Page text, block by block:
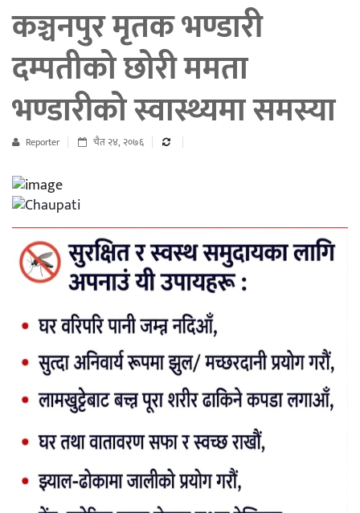
कञ्चनपुर मृतक भण्डारी
दम्पतीको छोरी ममता
भण्डारीको स्वास्थ्यमा समस्या
Reporter चैत २४, २०७६